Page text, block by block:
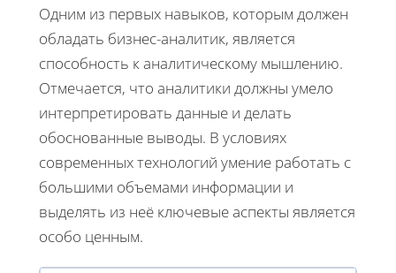
Одним из первых навыков, которым должен
обладать бизнес-аналитик, является
способность к аналитическому мышлению.
Отмечается, что аналитики должны умело
интерпретировать данные и делать
обоснованные выводы. В условиях
современных технологий умение работать с
большими объемами информации и
выделять из неё ключевые аспекты является
особо ценным.